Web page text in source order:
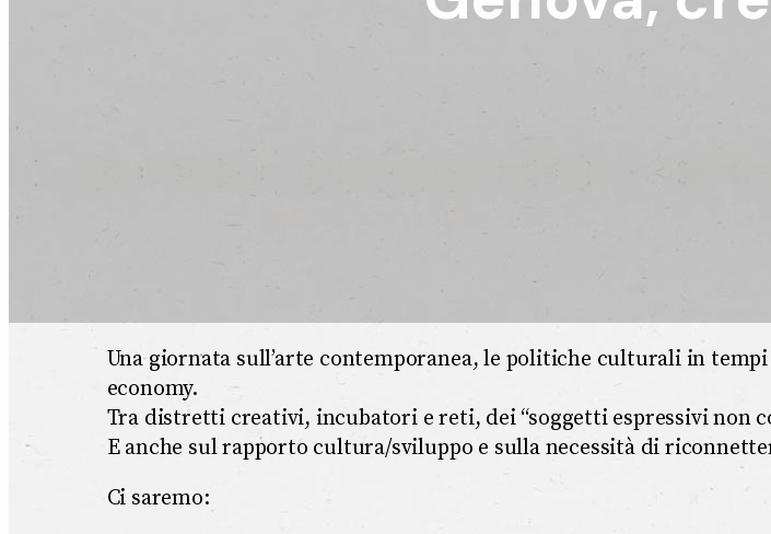
Una giornata sull’arte contemporanea, le politiche culturali in
economy.
Tra distretti creativi, incubatori e reti, dei “soggetti espressivi non
E anche sul rapporto cultura/sviluppo e sulla necessità di
Ci saremo: